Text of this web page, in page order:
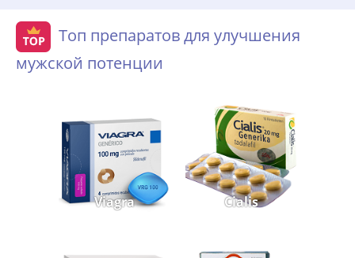
Топ препаратов для улучшения
мужской потенции
Viagra Cialis